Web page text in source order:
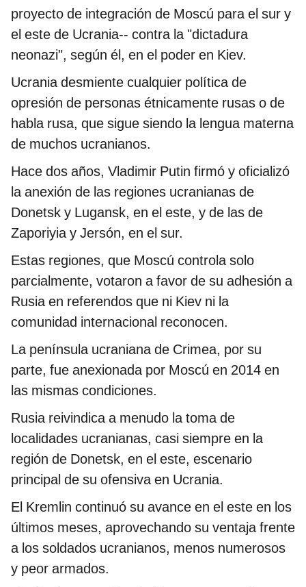
proyecto de integración de Moscú para el sur y
el este de Ucrania-- contra la "dictadura
neonazi", según él, en el poder en Kiev.
Ucrania desmiente cualquier política de
opresión de personas étnicamente rusas o de
habla rusa, que sigue siendo la lengua materna
de muchos ucranianos.
Hace dos años, Vladimir Putin firmó y oficializó
la anexión de las regiones ucranianas de
Donetsk y Lugansk, en el este, y de las de
Zaporiyia y Jersón, en el sur.
Estas regiones, que Moscú controla solo
parcialmente, votaron a favor de su adhesión a
Rusia en referendos que ni Kiev ni la
comunidad internacional reconocen.
La península ucraniana de Crimea, por su
parte, fue anexionada por Moscú en 2014 en
las mismas condiciones.
Rusia reivindica a menudo la toma de
localidades ucranianas, casi siempre en la
región de Donetsk, en el este, escenario
principal de su ofensiva en Ucrania.
El Kremlin continuó su avance en el este en los
últimos meses, aprovechando su ventaja frente
a los soldados ucranianos, menos numerosos
y peor armados.